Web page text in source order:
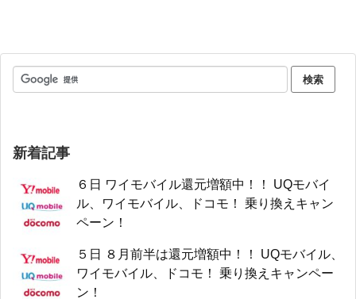
新着記事
６日 ワイモバイル還元増額中！！ UQモバイ
ル、ワイモバイル、ドコモ！ 乗り換えキャン
ペーン！
５日 ８月前半は還元増額中！！ UQモバイル、
ワイモバイル、ドコモ！ 乗り換えキャンペー
ン！